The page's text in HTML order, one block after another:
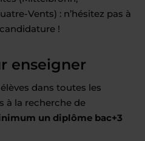
Vents) : n’hésitez pas à
!
enseigner
dans toutes les
à la recherche de
un diplôme bac+3